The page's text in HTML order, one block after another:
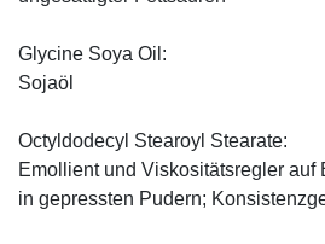
Glycine Soya Oil:
Sojaöl
Octyldodecyl Stearoyl Stearate:
Emollient und Viskositätsregler auf
in gepressten Pudern;